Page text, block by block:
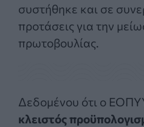
συστήθηκε και σε
προτάσεις για την
πρωτοβουλίας.
Δεδομένου ότι ο
κλειστός